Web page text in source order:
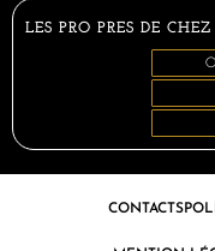
LES PRO PRES DE
CONTACTS